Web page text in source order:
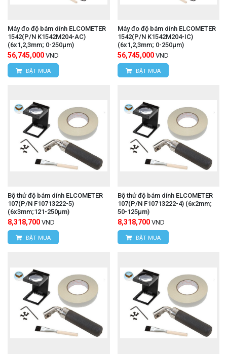
Máy đo độ bám dính ELCOMETER
1542(P/N K1542M204-AC)
(6x1,2,3mm; 0-250μm)
56,745,000 VND
ĐẶT MUA
Máy đo độ bám dính ELCOMETER
1542(P/N K1542M204-IC)
(6x1,2,3mm; 0-250μm)
56,745,000 VND
ĐẶT MUA
Bộ thử độ bám dính ELCOMETER
107(P/N F10713222-5)
(6x3mm;121-250μm)
8,318,700 VND
ĐẶT MUA
Bộ thử độ bám dính ELCOMETER
107(P/N F10713222-4) (6x2mm;
50-125µm)
8,318,700 VND
ĐẶT MUA